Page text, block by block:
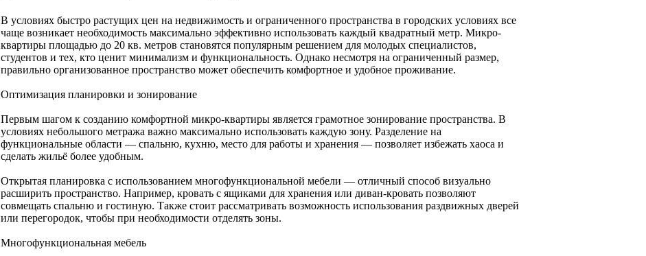
В условиях быстро растущих цен на недвижимость и ограниченного пространства в городских условиях все
чаще возникает необходимость максимально эффективно использовать каждый квадратный метр. Микро-
квартиры площадью до 20 кв. метров становятся популярным решением для молодых специалистов,
студентов и тех, кто ценит минимализм и функциональность. Однако несмотря на ограниченный размер,
правильно организованное пространство может обеспечить комфортное и удобное проживание.
Оптимизация планировки и зонирование
Первым шагом к созданию комфортной микро-квартиры является грамотное зонирование пространства. В
условиях небольшого метража важно максимально использовать каждую зону. Разделение на
функциональные области — спальню, кухню, место для работы и хранения — позволяет избежать хаоса и
сделать жильё более удобным.
Открытая планировка с использованием многофункциональной мебели — отличный способ визуально
расширить пространство. Например, кровать с ящиками для хранения или диван-кровать позволяют
совмещать спальню и гостиную. Также стоит рассматривать возможность использования раздвижных дверей
или перегородок, чтобы при необходимости отделять зоны.
Многофункциональная мебель